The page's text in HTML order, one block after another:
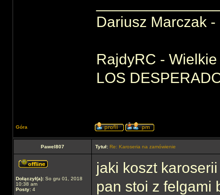
Dariusz Marczak
RajdyRC -
LOS
Góra
Pawel807 Tytuł: Re: Karoseria na zamówienie
Dołączył(a): So gru 01, 2018
10:38 am
Posty: 4
jaki koszt
pan stoi z felgami